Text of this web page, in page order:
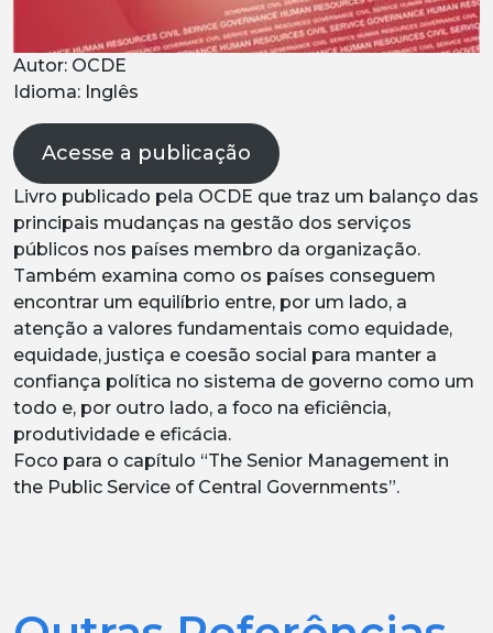
Autor: OCDE
Idioma: Inglês
Acesse a publicação
Livro publicado pela OCDE que traz um balanço das
principais mudanças na gestão dos serviços
públicos nos países membro da organização.
Também examina como os países conseguem
encontrar um equilíbrio entre, por um lado, a
atenção a valores fundamentais como equidade,
equidade, justiça e coesão social para manter a
confiança política no sistema de governo como um
todo e, por outro lado, a foco na eficiência,
produtividade e eficácia.
Foco para o capítulo “The Senior Management in
the Public Service of Central Governments”.